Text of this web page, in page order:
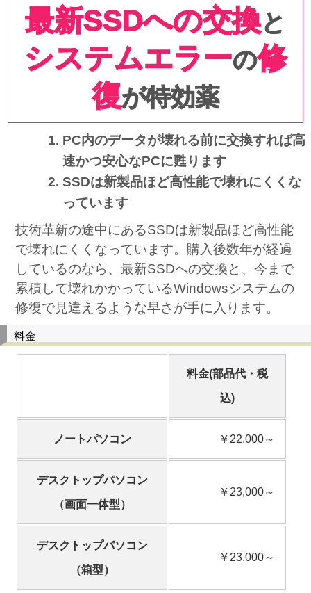
最新SSDへの交換と
システムエラーの修
復が特効薬
PC内のデータが壊れる前に交換すれば高
速かつ安心なPCに甦ります
SSDは新製品ほど高性能で壊れにくくな
っています
技術革新の途中にあるSSDは新製品ほど高性能
で壊れにくくなっています。購入後数年が経過
しているのなら、最新SSDへの交換と、今まで
累積して壊れかかっているWindowsシステムの
修復で見違えるような早さが手に入ります。
料金
料金(部品代・税
込)
ノートパソコン ￥22,000～
デスクトップパソコン
（画面一体型）
￥23,000～
デスクトップパソコン
（箱型）
￥23,000～